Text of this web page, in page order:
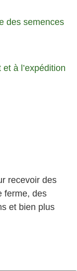
des semences
à l’expédition
recevoir des
ferme, des
et bien plus